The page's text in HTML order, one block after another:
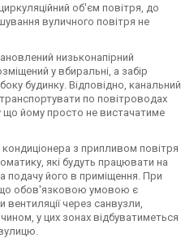
об'єм повітря, до
вуличного повітря не
низьконапірний
у вбиральні, а забір
будинку. Відповідно, канальний
по повітроводах
що йому просто не вистачатиме
з припливом повітря
які будуть працювати на
подачу його в приміщення. При
що обов'язковою умовою є
через санвузли,
у цих зонах відбуватиметься